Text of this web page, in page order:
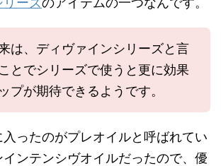
は、ディヴァインシリーズと言
とでシリーズで使うと更に効果
プが期待できるようです。
ったのがプレオイルと呼ばれてい
ンテンシヴオイルだったので、優